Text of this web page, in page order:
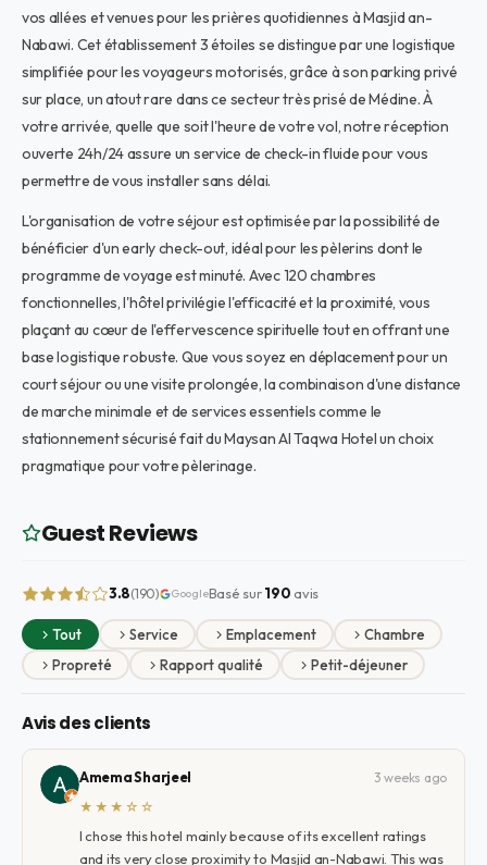
vos allées et venues pour les prières quotidiennes à Masjid an-
Nabawi. Cet établissement 3 étoiles se distingue par une logistique
simplifiée pour les voyageurs motorisés, grâce à son parking privé
sur place, un atout rare dans ce secteur très prisé de Médine. À
votre arrivée, quelle que soit l'heure de votre vol, notre réception
ouverte 24h/24 assure un service de check-in fluide pour vous
permettre de vous installer sans délai.
L'organisation de votre séjour est optimisée par la possibilité de
bénéficier d'un early check-out, idéal pour les pèlerins dont le
programme de voyage est minuté. Avec 120 chambres
fonctionnelles, l'hôtel privilégie l'efficacité et la proximité, vous
plaçant au cœur de l'effervescence spirituelle tout en offrant une
base logistique robuste. Que vous soyez en déplacement pour un
court séjour ou une visite prolongée, la combinaison d'une distance
de marche minimale et de services essentiels comme le
stationnement sécurisé fait du Maysan Al Taqwa Hotel un choix
pragmatique pour votre pèlerinage.
Guest Reviews
3.8(190) GoogleBasé sur190 avis
Tout Service Emplacement
Chambre
Propreté
Rapport qualité Petit-déjeuner
Avis des clients
Amema Sharjeel
3 weeks ago
★★★☆☆
I chose this hotel mainly because of its excellent ratings
and its very close proximity to Masjid an-Nabawi. This was